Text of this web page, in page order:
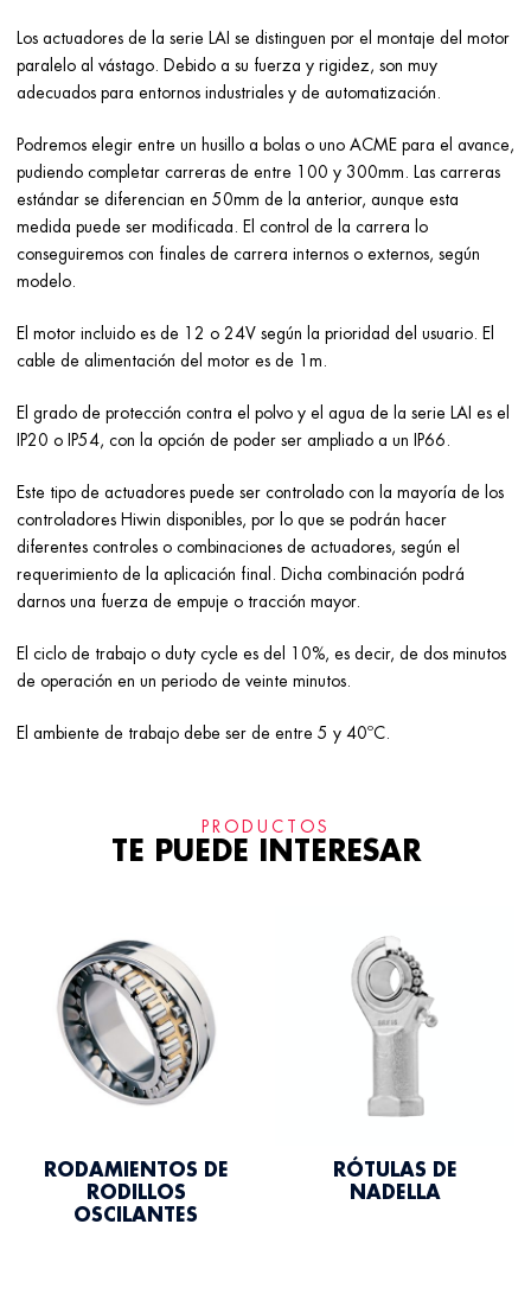
Los actuadores de la serie LAI se distinguen por el montaje del motor
paralelo al vástago. Debido a su fuerza y rigidez, son muy
adecuados para entornos industriales y de automatización.
Podremos elegir entre un husillo a bolas o uno ACME para el avance,
pudiendo completar carreras de entre 100 y 300mm. Las carreras
estándar se diferencian en 50mm de la anterior, aunque esta
medida puede ser modificada. El control de la carrera lo
conseguiremos con finales de carrera internos o externos, según
modelo.
El motor incluido es de 12 o 24V según la prioridad del usuario. El
cable de alimentación del motor es de 1m.
El grado de protección contra el polvo y el agua de la serie LAI es el
IP20 o IP54, con la opción de poder ser ampliado a un IP66.
Este tipo de actuadores puede ser controlado con la mayoría de los
controladores Hiwin disponibles, por lo que se podrán hacer
diferentes controles o combinaciones de actuadores, según el
requerimiento de la aplicación final. Dicha combinación podrá
darnos una fuerza de empuje o tracción mayor.
El ciclo de trabajo o duty cycle es del 10%, es decir, de dos minutos
de operación en un periodo de veinte minutos.
El ambiente de trabajo debe ser de entre 5 y 40ºC.
PRODUCTOS
TE PUEDE INTERESAR
RODAMIENTOS DE
RODILLOS
OSCILANTES
RÓTULAS DE
NADELLA